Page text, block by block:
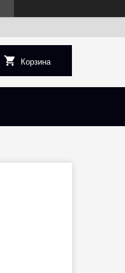
Корзина